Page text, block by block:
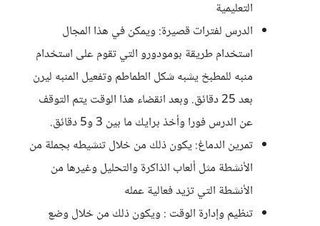
التعليمية
الدرس لفترات قصيرة: ويمكن في هذا المجال
استخدام طريقة بومودورو التي تقوم على استخدام
منبه للمطبخ يشبه شكل الطماطم وتفعيل المنبه ليرن
بعد 25 دقائق. وبعد انقضاء هذا الوقت يتم التوقف
عن الدرس فورا وأخذ برايك ما بين 3 و5 دقائق.
تمرين الدماغ: يكون ذلك من خلال تنشيطه بجملة من
الأنشطة مثل ألعاب الذاكرة والتحليل وغيرها من
الأنشطة التي تزيد فعالية عمله
تنظيم وإدارة الوقت : ويكون ذلك من خلال وضع